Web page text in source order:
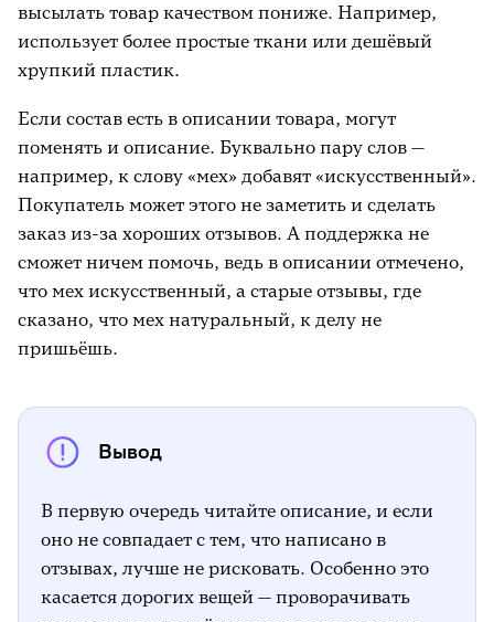
высылать товар качеством пониже. Например,
использует более простые ткани или дешёвый
хрупкий пластик.
Если состав есть в описании товара, могут
поменять и описание. Буквально пару слов —
например, к слову «мех» добавят «искусственный».
Покупатель может этого не заметить и сделать
заказ из-за хороших отзывов. А поддержка не
сможет ничем помочь, ведь в описании отмечено,
что мех искусственный, а старые отзывы, где
сказано, что мех натуральный, к делу не
пришьёшь.
Вывод
В первую очередь читайте описание, и если
оно не совпадает с тем, что написано в
отзывах, лучше не рисковать. Особенно это
касается дорогих вещей — проворачивать